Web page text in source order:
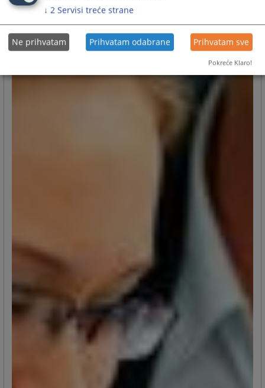
↓ 2 Servisi treće strane
Ne prihvatam Prihvatam odabrane Prihvatam sve
Pokreće Klaro!